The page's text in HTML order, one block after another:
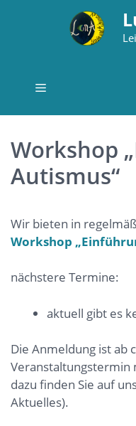
Menü
Workshop
Autismus“
Wir bieten in
Workshop
nächstere Termine:
aktuell gibt es
Die Anmeldung ist ab
Veranstaltungstermin
dazu finden Sie auf
Aktuelles).